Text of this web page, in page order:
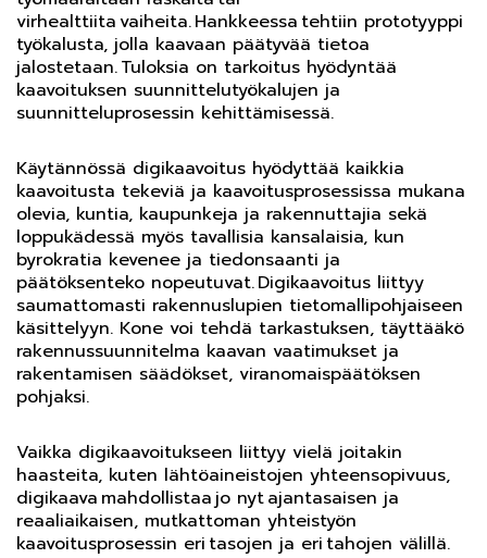
virhealttiita vaiheita. Hankkeessa tehtiin prototyyppi
työkalusta, jolla kaavaan päätyvää tietoa
jalostetaan. Tuloksia on tarkoitus hyödyntää
kaavoituksen suunnittelutyökalujen ja
suunnitteluprosessin kehittämisessä.
Käytännössä digikaavoitus hyödyttää kaikkia
kaavoitusta tekeviä ja kaavoitusprosessissa mukana
olevia, kuntia, kaupunkeja ja rakennuttajia sekä
loppukädessä myös tavallisia kansalaisia, kun
byrokratia kevenee ja tiedonsaanti ja
päätöksenteko nopeutuvat. Digikaavoitus liittyy
saumattomasti rakennuslupien tietomallipohjaiseen
käsittelyyn. Kone voi tehdä tarkastuksen, täyttääkö
rakennussuunnitelma kaavan vaatimukset ja
rakentamisen säädökset, viranomaispäätöksen
pohjaksi.
Vaikka digikaavoitukseen liittyy vielä joitakin
haasteita, kuten lähtöaineistojen yhteensopivuus,
digikaava mahdollistaa jo nyt ajantasaisen ja
reaaliaikaisen, mutkattoman yhteistyön
kaavoitusprosessin eri tasojen ja eri tahojen välillä.